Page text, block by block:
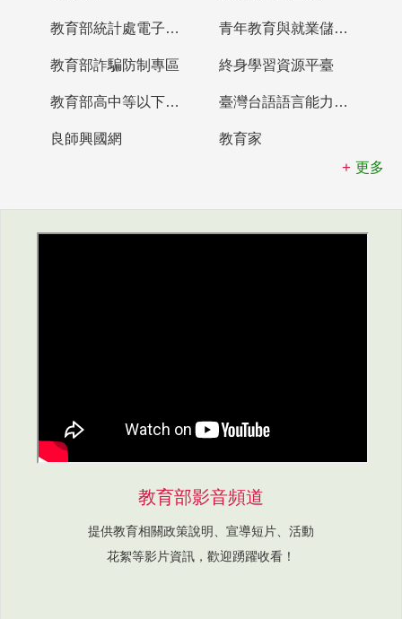
教育部統計處電子書櫃 青年教育與就業儲蓄帳戶
教育部詐騙防制專區 終身學習資源平臺
教育部高中等以下學校及幼兒園教師資格檢定考試 臺灣台語語言能力認證網站
良師興國網
教育家
更多
教育部影音頻道
提供教育相關政策說明、宣導短片、活動
花絮等影片資訊，歡迎踴躍收看！